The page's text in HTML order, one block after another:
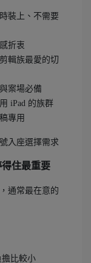
裝上、不需要
折衷
輯族最愛的切
案場必備
iPad 的族群
專用
入座選擇需求
住最重要
通常最在意的
比較小